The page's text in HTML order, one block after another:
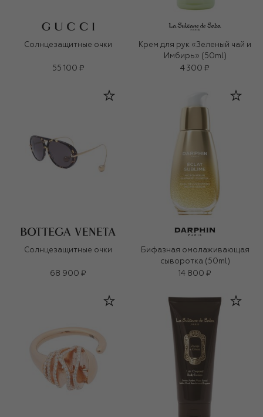
Солнцезащитные очки
55 100 ₽
Крем для рук «Зеленый чай и
Имбирь» (50ml)
4 300 ₽
Солнцезащитные очки
68 900 ₽
Бифазная омолаживающая
сыворотка (50ml)
14 800 ₽